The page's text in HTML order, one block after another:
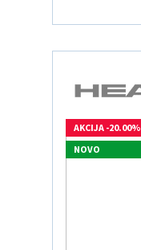
AKCIJA -20.00%
NOVO